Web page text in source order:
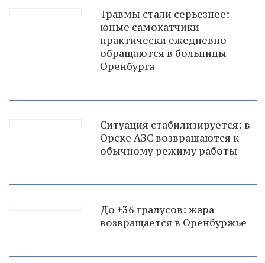
Травмы стали серьезнее:
юные самокатчики
практически ежедневно
обращаются в больницы
Оренбурга
Ситуация стабилизируется: в
Орске АЗС возвращаются к
обычному режиму работы
До +36 градусов: жара
возвращается в Оренбуржье